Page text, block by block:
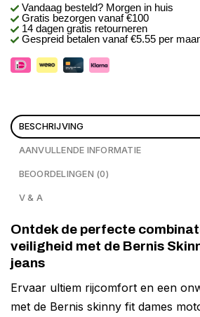
Vandaag besteld? Morgen in huis
Gratis bezorgen vanaf €100
14 dagen gratis retourneren
Gespreid betalen vanaf €5.55 per
BESCHRIJVING
AANVULLENDE INFORMATIE
BEOORDELINGEN (0)
V & A
Ontdek de perfecte
veiligheid met de Bernis
jeans
Ervaar ultiem rijcomfort en een
met de Bernis skinny fit dames